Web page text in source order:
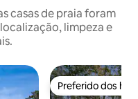
casas de praia foram
limpeza e
Preferido dos
Preferido dos